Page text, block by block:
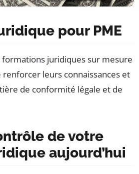
pour PME
formations juridiques sur mesure
renforcer leurs connaissances et
de conformité légale et de
de votre
aujourd’hui